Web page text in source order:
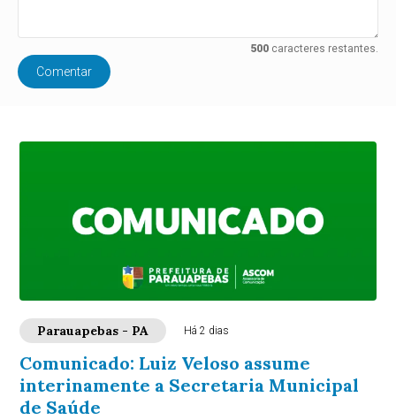
500caracteres restantes.
Comentar
Parauapebas - PA Há 2 dias
Comunicado: Luiz Veloso assume
interinamente a Secretaria Municipal
de Saúde